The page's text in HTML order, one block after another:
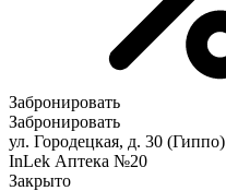
Забронировать
Забронировать
ул. Городецкая, д. 30 (Гиппо)
InLek Аптека №20
Закрыто